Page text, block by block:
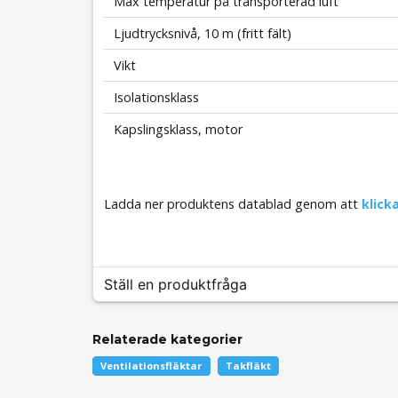
Ljudtrycksnivå, 10 m (fritt fält)
Vikt
Isolationsklass
Kapslingsklass, motor
Ladda ner produktens datablad genom att
Ställ en produktfråga
question
Fråga oss något om denna produkten...
Relaterade kategorier
Ventilationsfläktar Takfläkt